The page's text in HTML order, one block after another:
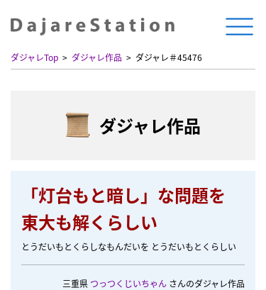
ダジャレTop ダジャレ作品 ダジャレ＃45476
ダジャレ作品
「灯台もと暗し」な問題を
東大も解くらしい
とうだいもとくらしなもんだいを とうだいもとくらしい
三重県 つっつくじいちゃん さんのダジャレ作品